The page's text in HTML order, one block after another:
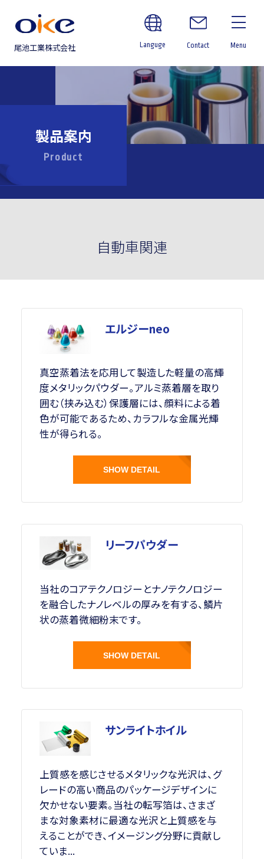
尾池工業株式会社 Languge Contact Menu
製品案内
Product
自動車関連
エルジーneo
真空蒸着法を応用して製造した軽量の高輝
度メタリックパウダー。アルミ蒸着層を取り
囲む（挟み込む）保護層には、顔料による着
色が可能であるため、カラフルな金属光輝
性が得られる。
SHOW DETAIL
リーフパウダー
当社のコアテクノロジーとナノテクノロジー
を融合したナノレベルの厚みを有する、鱗片
状の蒸着微細粉末です。
SHOW DETAIL
サンライトホイル
上質感を感じさせるメタリックな光沢は、グ
レードの高い商品のパッケージデザインに
欠かせない要素。当社の転写箔は、さまざ
まな対象素材に最適な光沢と上質感を与
えることができ、イメージング分野に貢献し
ていま...